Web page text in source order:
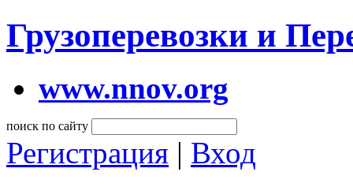
Грузоперевозки и
www.nnov.org
поиск по сайту
Регистрация | Вход